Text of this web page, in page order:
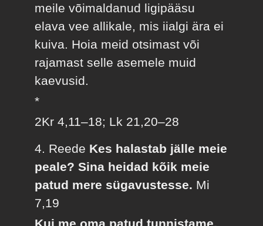
meile võimaldanud ligipääsu
elava vee allikale, mis iialgi ära ei
kuiva. Hoia meid otsimast või
rajamast selle asemele muid
kaevusid.
*
2Kr 4,11–18; Lk 21,20–28
4. Reede Kes halastab jälle meie
peale? Sina heidad kõik meie
patud mere sügavustesse. Mi
7,19